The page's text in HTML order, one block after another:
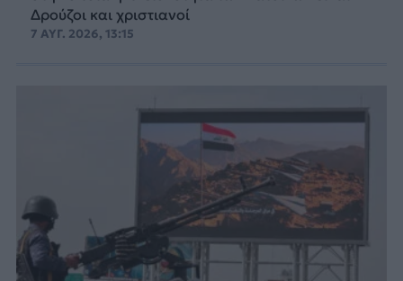
Δρούζοι και χριστιανοί
7 ΑΥΓ. 2026, 13:15